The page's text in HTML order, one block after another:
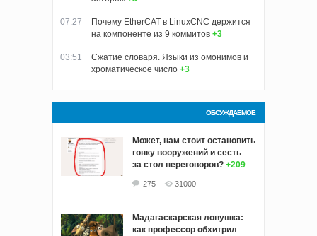
07:27
Почему EtherCAT в LinuxCNC держится
на компоненте из 9 коммитов +3
03:51
Сжатие словаря. Языки из омонимов и
хроматическое число +3
ОБСУЖДАЕМОЕ
Может, нам стоит остановить
гонку вооружений и сесть
за стол переговоров? +209
275 31000
Мадагаскарская ловушка:
как профессор обхитрил